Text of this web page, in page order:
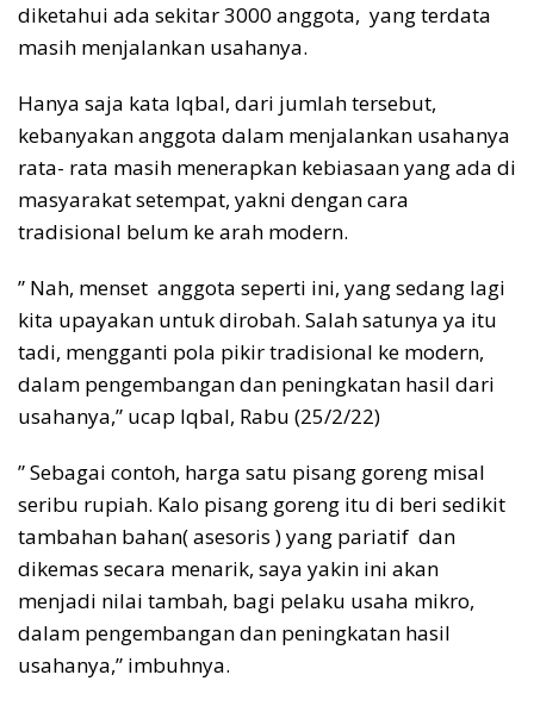
diketahui ada sekitar 3000 anggota, yang terdata
masih menjalankan usahanya.
Hanya saja kata Iqbal, dari jumlah tersebut,
kebanyakan anggota dalam menjalankan usahanya
rata- rata masih menerapkan kebiasaan yang ada di
masyarakat setempat, yakni dengan cara
tradisional belum ke arah modern.
” Nah, menset anggota seperti ini, yang sedang lagi
kita upayakan untuk dirobah. Salah satunya ya itu
tadi, mengganti pola pikir tradisional ke modern,
dalam pengembangan dan peningkatan hasil dari
usahanya,” ucap Iqbal, Rabu (25/2/22)
” Sebagai contoh, harga satu pisang goreng misal
seribu rupiah. Kalo pisang goreng itu di beri sedikit
tambahan bahan( asesoris ) yang pariatif dan
dikemas secara menarik, saya yakin ini akan
menjadi nilai tambah, bagi pelaku usaha mikro,
dalam pengembangan dan peningkatan hasil
usahanya,” imbuhnya.